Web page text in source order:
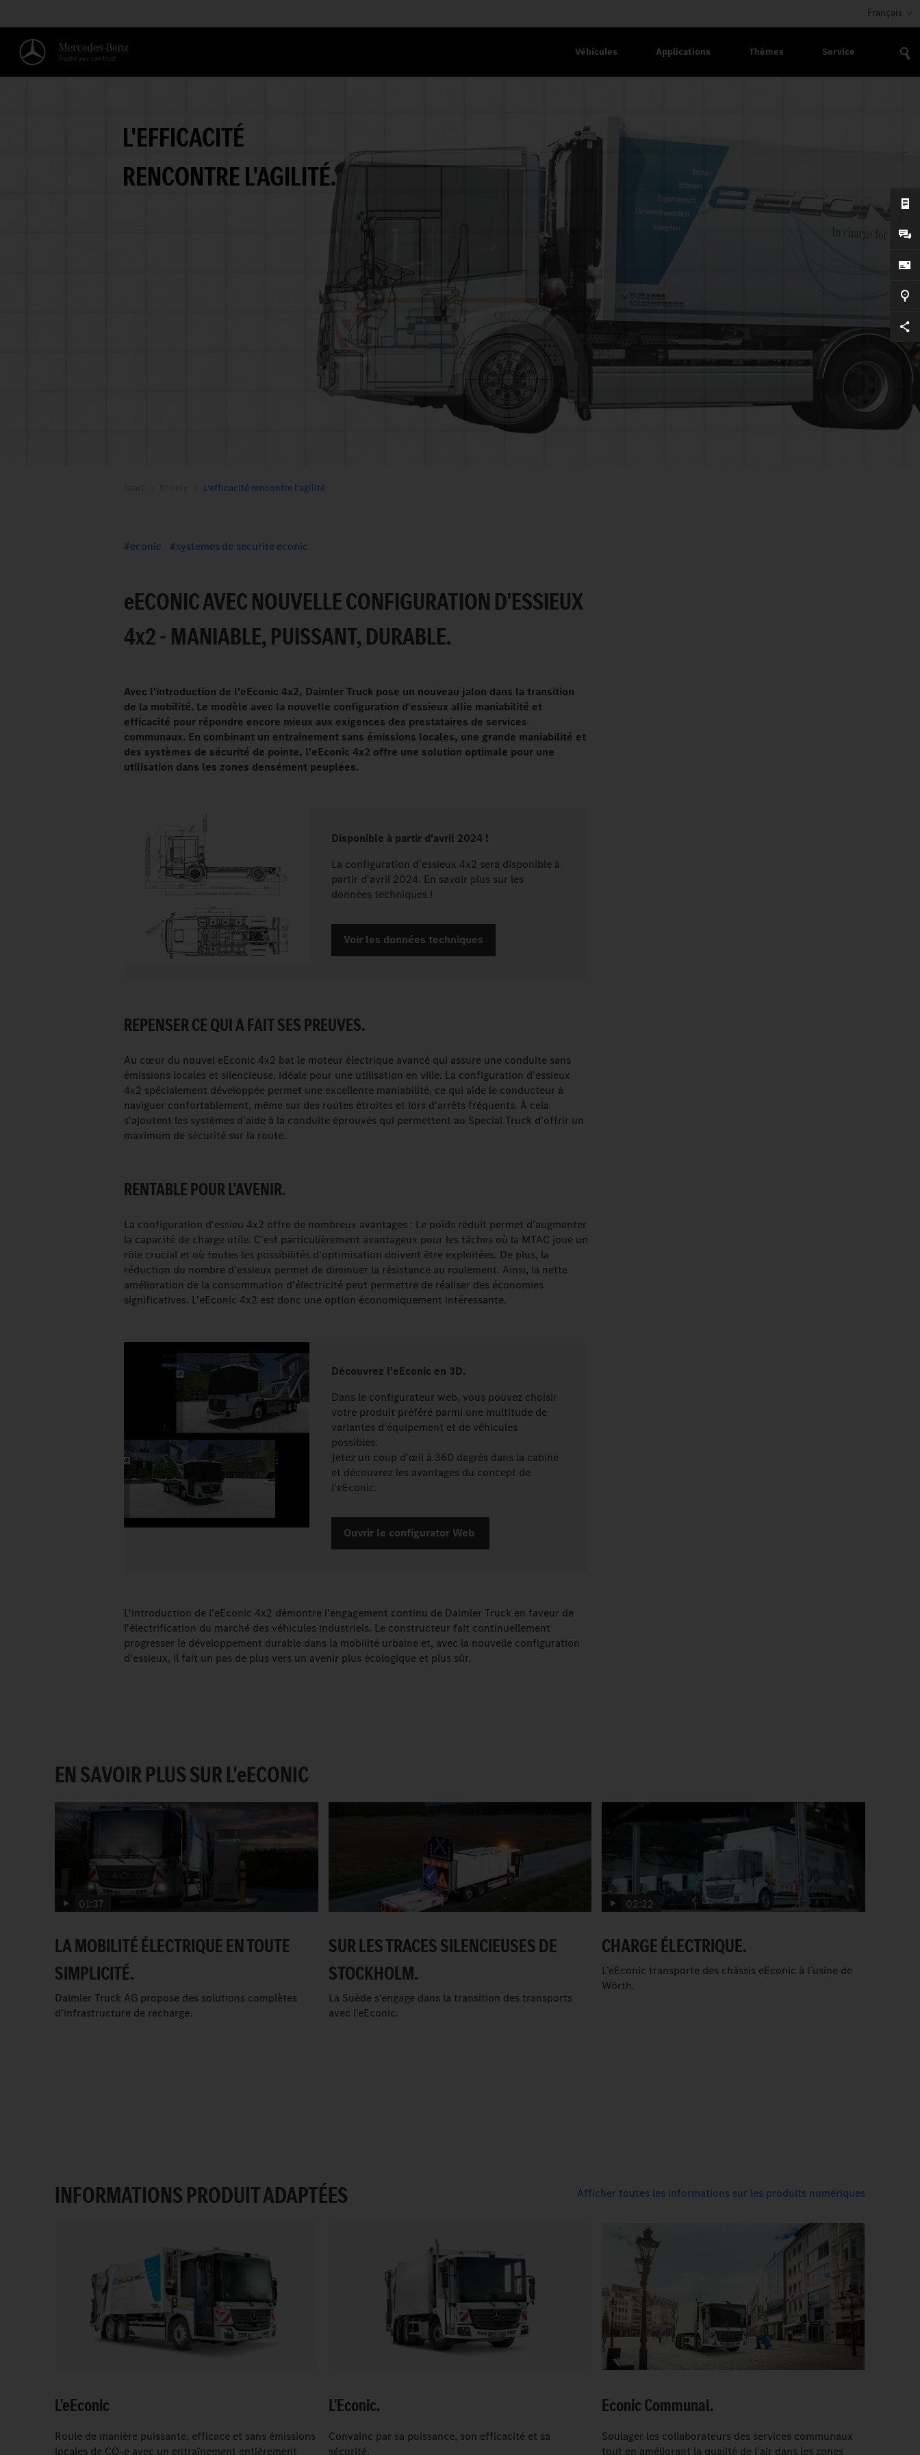
Français
Véhicules Applications Thèmes Service
L'EFFICACITÉ
RENCONTRE L'AGILITÉ.
L'efficacité rencontre l'agilité
econic systemes de securite econic
eECONIC AVEC NOUVELLE CONFIGURATION D'ESSIEUX
4x2 - MANIABLE, PUISSANT, DURABLE.
Avec l'introduction de l'eEconic 4x2, Daimler Truck pose un nouveau jalon dans la transition
de la mobilité. Le modèle avec la nouvelle configuration d'essieux allie maniabilité et
efficacité pour répondre encore mieux aux exigences des prestataires de services
communaux. En combinant un entraînement sans émissions locales, une grande maniabilité et
des systèmes de sécurité de pointe, l'eEconic 4x2 offre une solution optimale pour une
utilisation dans les zones densément peuplées.
Disponible à partir d'avril 2024 !
La configuration d'essieux 4x2 sera disponible à
partir d'avril 2024. En savoir plus sur les
données techniques !
Voir les données techniques
REPENSER CE QUI A FAIT SES PREUVES.
Au cœur du nouvel eEconic 4x2 bat le moteur électrique avancé qui assure une conduite sans
émissions locales et silencieuse, idéale pour une utilisation en ville. La configuration d'essieux
4x2 spécialement développée permet une excellente maniabilité, ce qui aide le conducteur à
naviguer confortablement, même sur des routes étroites et lors d'arrêts fréquents. À cela
s'ajoutent les systèmes d'aide à la conduite éprouvés qui permettent au Special Truck d'offrir un
maximum de sécurité sur la route.
RENTABLE POUR L'AVENIR.
La configuration d'essieu 4x2 offre de nombreux avantages : Le poids réduit permet d'augmenter
la capacité de charge utile. C'est particulièrement avantageux pour les tâches où la MTAC joue un
rôle crucial et où toutes les possibilités d'optimisation doivent être exploitées. De plus, la
réduction du nombre d'essieux permet de diminuer la résistance au roulement. Ainsi, la nette
amélioration de la consommation d'électricité peut permettre de réaliser des économies
significatives. L'eEconic 4x2 est donc une option économiquement intéressante.
Découvrez l'eEconic en 3D.
Dans le configurateur web, vous pouvez choisir
votre produit préféré parmi une multitude de
variantes d'équipement et de véhicules
possibles.
Jetez un coup d'œil à 360 degrés dans la cabine
et découvrez les avantages du concept de
l'eEconic.
Ouvrir le configurator Web
L'introduction de l'eEconic 4x2 démontre l'engagement continu de Daimler Truck en faveur de
l'électrification du marché des véhicules industriels. Le constructeur fait continuellement
progresser le développement durable dans la mobilité urbaine et, avec la nouvelle configuration
d'essieux, il fait un pas de plus vers un avenir plus écologique et plus sûr.
EN SAVOIR PLUS SUR L'eECONIC
01:37
LA MOBILITÉ ÉLECTRIQUE EN TOUTE
SIMPLICITÉ.
Daimler Truck AG propose des solutions complètes
d’infrastructure de recharge.
SUR LES TRACES SILENCIEUSES DE
STOCKHOLM.
La Suède s’engage dans la transition des transports
avec l’eEconic.
02:22
CHARGE ÉLECTRIQUE.
L’eEconic transporte des châssis eEconic à l’usine de
Wörth.
INFORMATIONS PRODUIT ADAPTÉES Afficher toutes les informations sur les produits numériques
L'eEconic
Roule de manière puissante, efficace et sans émissions
locales de CO e avec un entraînement entièrement
L'Econic.
Convainc par sa puissance, son efficacité et sa
sécurité.
Econic Communal.
Soulager les collaborateurs des services communaux
tout en améliorant la qualité de l'air dans les zones